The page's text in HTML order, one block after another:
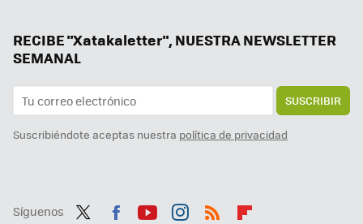
RECIBE "Xatakaletter", NUESTRA NEWSLETTER
SEMANAL
SUSCRIBIR
Suscribiéndote aceptas nuestra política de privacidad
Síguenos